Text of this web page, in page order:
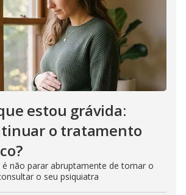
estou grávida:
o tratamento
não parar abruptamente de tomar o
o seu psiquiatra